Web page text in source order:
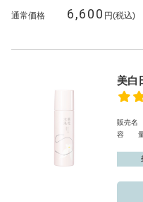
通常価格 6,600 円(税込)
美白
販売名
容 量